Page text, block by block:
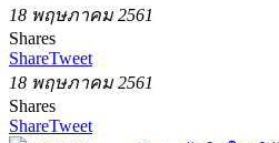
18 พฤษภาคม 2561
Shares
ShareTweet
18 พฤษภาคม 2561
Shares
ShareTweet